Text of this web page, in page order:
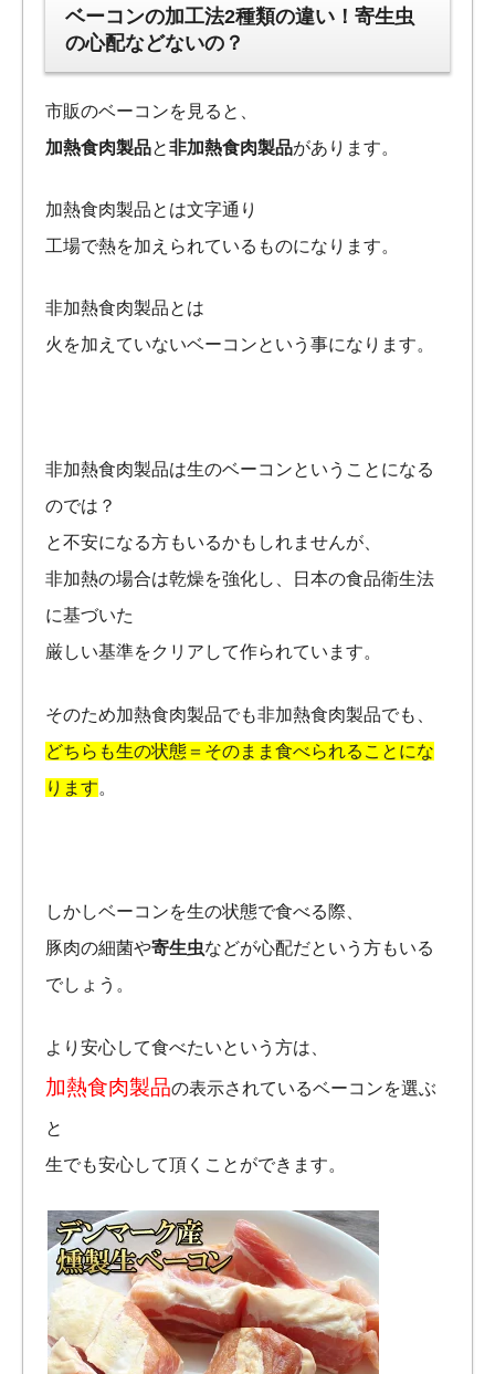
ベーコンの加工法2種類の違い！寄生虫
の心配などないの？
市販のベーコンを見ると、
加熱食肉製品と非加熱食肉製品があります。
加熱食肉製品とは文字通り
工場で熱を加えられているものになります。
非加熱食肉製品とは
火を加えていないベーコンという事になります。
非加熱食肉製品は生のベーコンということになる
のでは？
と不安になる方もいるかもしれませんが、
非加熱の場合は乾燥を強化し、日本の食品衛生法
に基づいた
厳しい基準をクリアして作られています。
そのため加熱食肉製品でも非加熱食肉製品でも、
どちらも生の状態＝そのまま食べられることにな
ります。
しかしベーコンを生の状態で食べる際、
豚肉の細菌や寄生虫などが心配だという方もいる
でしょう。
より安心して食べたいという方は、
加熱食肉製品の表示されているベーコンを選ぶ
と
生でも安心して頂くことができます。